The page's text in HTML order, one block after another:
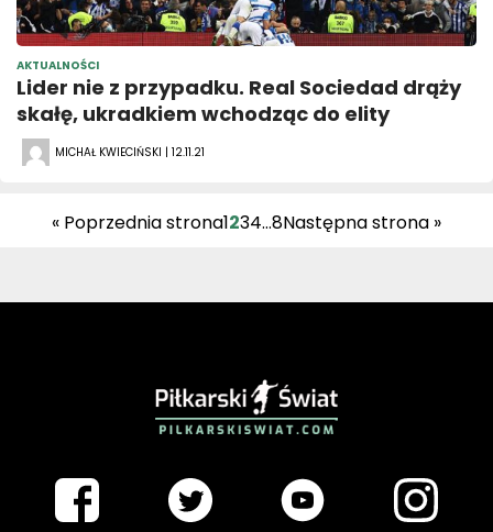
AKTUALNOŚCI
Lider nie z przypadku. Real Sociedad drąży
skałę, ukradkiem wchodząc do elity
MICHAŁ KWIECIŃSKI | 12.11.21
« Poprzednia strona1234…8Następna strona »